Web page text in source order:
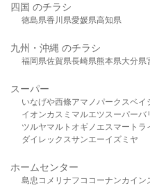
四国 のチラシ
徳島県香川県愛媛県高知県
九州・沖縄 のチラシ
福岡県佐賀県長崎県熊本県大分県
スーパー
いなげや西條アマノパークスベイ
イオンカスミ マルエツスーパーバ
ツルヤマルト オギノ エスマート ラ
ダイレックスサンエーイズミヤ
ホームセンター
島忠 コメリ ナフコ コーナンカイン